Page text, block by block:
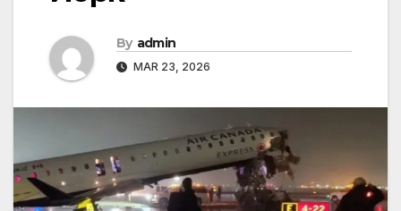
By admin
MAR 23, 2026